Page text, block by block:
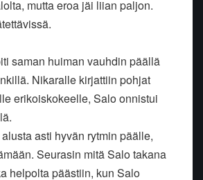
mutta eroa jäi liian paljon.
saman huiman vauhdin päällä
Nikaralle kirjattiin pohjat
erikoiskokeelle, Salo onnistui
asti hyvän rytmin päälle,
Seurasin mitä Salo takana
helpolta päästiin, kun Salo